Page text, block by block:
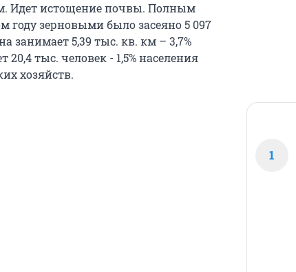
Идет истощение почвы. Полным
году зерновыми было засеяно 5 097
занимает 5,39 тыс. кв. км – 3,7%
тыс. человек - 1,5% населения
хозяйств.
1